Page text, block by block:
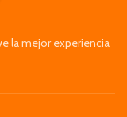
la mejor experiencia